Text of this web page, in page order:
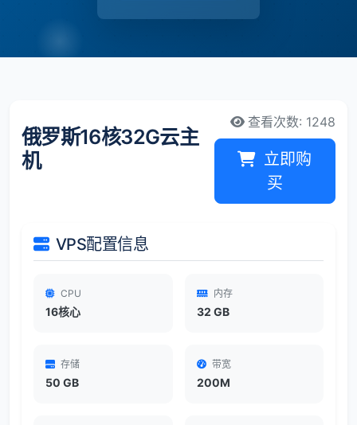
俄罗斯16核32G云主
机
查看次数: 1248
立即购
买
VPS配置信息
CPU
16核心
内存
32 GB
存储
50 GB
带宽
200M